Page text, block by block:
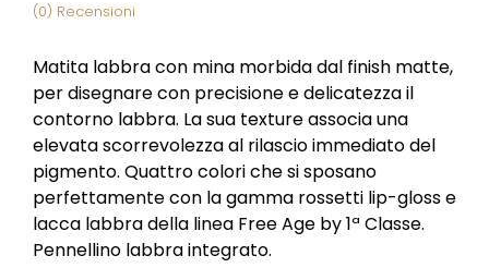
(0) Recensioni
Matita labbra con mina morbida dal finish matte,
per disegnare con precisione e delicatezza il
contorno labbra. La sua texture associa una
elevata scorrevolezza al rilascio immediato del
pigmento. Quattro colori che si sposano
perfettamente con la gamma rossetti lip-gloss e
lacca labbra della linea Free Age by 1ª Classe.
Pennellino labbra integrato.